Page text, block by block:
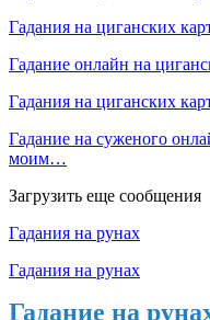
Гадания на циганских
Гадание онлайн на
Гадания на циганских
Гадание на суженого
моим…
Загрузить еще сообщения
Гадания на рунах
Гадания на рунах
Гадание на